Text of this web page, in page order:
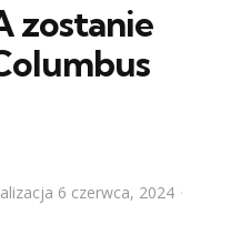
zostanie
6 czerwca, 2024